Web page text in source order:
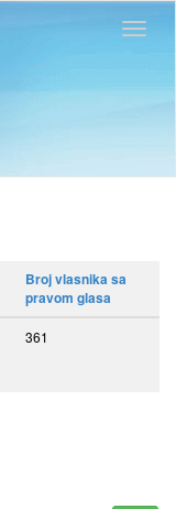
Broj vlasnika sa
pravom glasa
361